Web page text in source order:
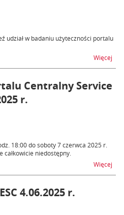
udział w badaniu użyteczności portalu
Więcej
Centralny Service
r.
18:00 do soboty 7 czerwca 2025 r.
całkowicie niedostępny.
Więcej
4.06.2025 r.